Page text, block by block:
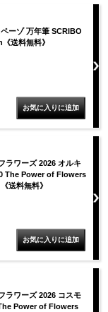
ーゾ 万年筆 SCRIBO
送料無料》
ラワーズ 2026 オルキ
The Power of Flowers
送料無料》
ラワーズ 2026 コスモ
Power of Flowers